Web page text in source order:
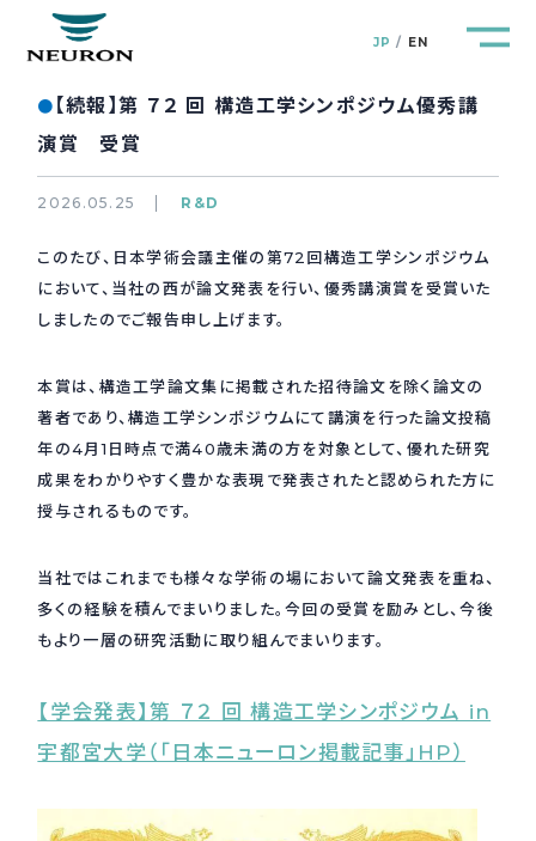
JP EN
企業情報
研究開発 R&D
新着情報 News&Topics
採用情報 Recruit
● 【続報】第 ７２ 回 構造工学シンポジウム優秀講
演賞 受賞
2026.05.25 R&D
このたび、日本学術会議主催の第72回構造工学シンポジウム
において、当社の西が論文発表を行い、優秀講演賞を受賞いた
しましたのでご報告申し上げます。
本賞は、構造工学論文集に掲載された招待論文を除く論文の
著者であり、構造工学シンポジウムにて講演を行った論文投稿
年の4月1日時点で満40歳未満の方を対象として、優れた研究
成果をわかりやすく豊かな表現で発表されたと認められた方に
授与されるものです。
当社ではこれまでも様々な学術の場において論文発表を重ね、
多くの経験を積んでまいりました。今回の受賞を励みとし、今後
もより一層の研究活動に取り組んでまいります。
【学会発表】第 ７２ 回 構造工学シンポジウム in
宇都宮大学（「日本ニューロン掲載記事」HP）